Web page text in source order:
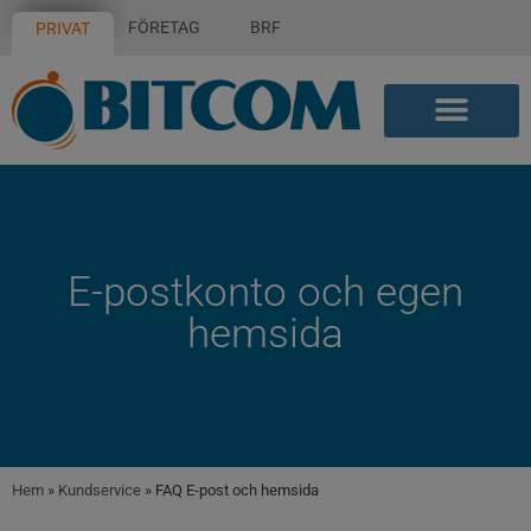
PRIVAT FÖRETAG BRF
E-postkonto och egen
hemsida
Hem » Kundservice » FAQ E-post och hemsida